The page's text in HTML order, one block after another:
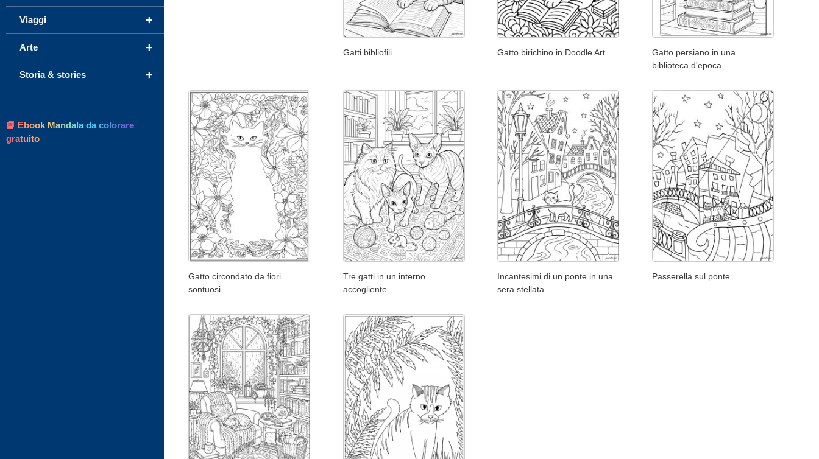
Gatti bibliofili Gatto birichino in Doodle Art
Gatto persiano in una
biblioteca d'epoca
Gatto circondato da fiori
sontuosi
Tre gatti in un interno
accogliente
Incantesimi di un ponte in una
sera stellata
Passerella sul ponte
+
Viaggi
+
Arte
+
Storia & stories
📘 Ebook Mandala da colorare
gratuito